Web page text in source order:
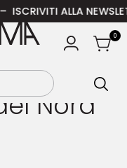
ALLA
0
Nord